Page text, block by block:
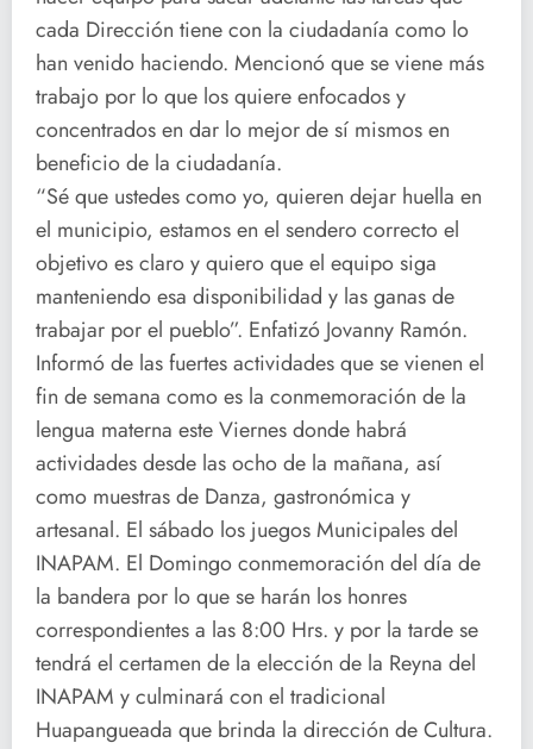
cada Dirección tiene con la ciudadanía como lo
han venido haciendo. Mencionó que se viene más
trabajo por lo que los quiere enfocados y
concentrados en dar lo mejor de sí mismos en
beneficio de la ciudadanía.
“Sé que ustedes como yo, quieren dejar huella en
el municipio, estamos en el sendero correcto el
objetivo es claro y quiero que el equipo siga
manteniendo esa disponibilidad y las ganas de
trabajar por el pueblo”. Enfatizó Jovanny Ramón.
Informó de las fuertes actividades que se vienen el
fin de semana como es la conmemoración de la
lengua materna este Viernes donde habrá
actividades desde las ocho de la mañana, así
como muestras de Danza, gastronómica y
artesanal. El sábado los juegos Municipales del
INAPAM. El Domingo conmemoración del día de
la bandera por lo que se harán los honres
correspondientes a las 8:00 Hrs. y por la tarde se
tendrá el certamen de la elección de la Reyna del
INAPAM y culminará con el tradicional
Huapangueada que brinda la dirección de Cultura.